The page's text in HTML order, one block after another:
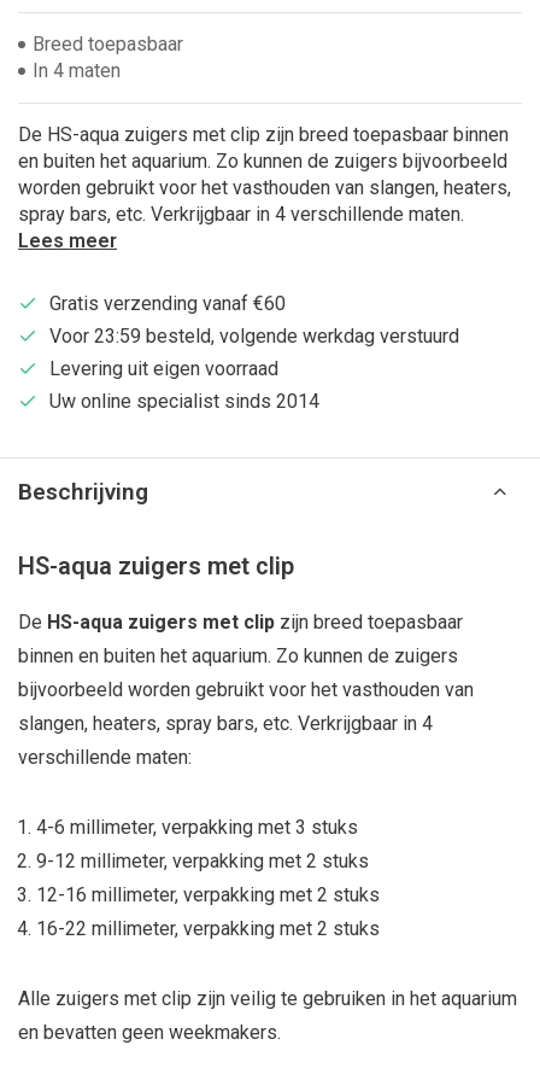
Breed toepasbaar
In 4 maten
De HS-aqua zuigers met clip zijn breed toepasbaar binnen
en buiten het aquarium. Zo kunnen de zuigers bijvoorbeeld
worden gebruikt voor het vasthouden van slangen, heaters,
spray bars, etc. Verkrijgbaar in 4 verschillende maten.
Lees meer
Gratis verzending vanaf €60
Voor 23:59 besteld, volgende werkdag verstuurd
Levering uit eigen voorraad
Uw online specialist sinds 2014
Beschrijving
HS-aqua zuigers met clip
De HS-aqua zuigers met clip zijn breed toepasbaar
binnen en buiten het aquarium. Zo kunnen de zuigers
bijvoorbeeld worden gebruikt voor het vasthouden van
slangen, heaters, spray bars, etc. Verkrijgbaar in 4
verschillende maten:
4-6 millimeter, verpakking met 3 stuks
9-12 millimeter, verpakking met 2 stuks
12-16 millimeter, verpakking met 2 stuks
16-22 millimeter, verpakking met 2 stuks
Alle zuigers met clip zijn veilig te gebruiken in het aquarium
en bevatten geen weekmakers.